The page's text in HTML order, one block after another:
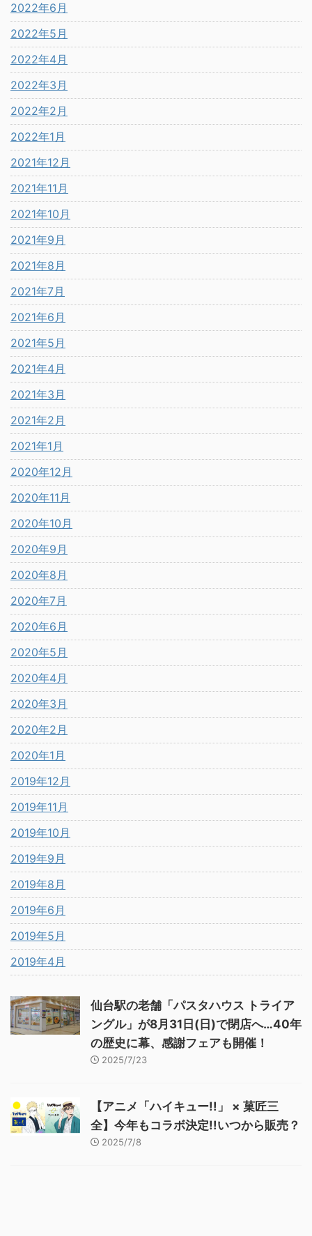
2022年6月
2022年5月
2022年4月
2022年3月
2022年2月
2022年1月
2021年12月
2021年11月
2021年10月
2021年9月
2021年8月
2021年7月
2021年6月
2021年5月
2021年4月
2021年3月
2021年2月
2021年1月
2020年12月
2020年11月
2020年10月
2020年9月
2020年8月
2020年7月
2020年6月
2020年5月
2020年4月
2020年3月
2020年2月
2020年1月
2019年12月
2019年11月
2019年10月
2019年9月
2019年8月
2019年6月
2019年5月
2019年4月
仙台駅の老舗「パスタハウス トライア
ングル」が8月31日(日)で閉店へ…40年
の歴史に幕、感謝フェアも開催！
2025/7/23
【アニメ「ハイキュー!!」 × 菓匠三
全】今年もコラボ決定!!いつから販売？
2025/7/8